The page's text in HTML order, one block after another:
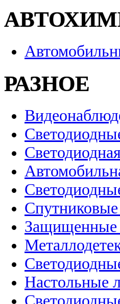
РАЗНОЕ
Защищенные
Настольные